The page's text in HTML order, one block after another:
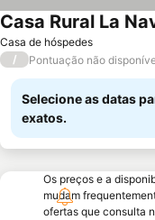
Casa de hóspedes
Casa Rural La
/ Pontuação não
Selecione as datas
exatos.
Os preços e a
mudam
ofertas que consulta